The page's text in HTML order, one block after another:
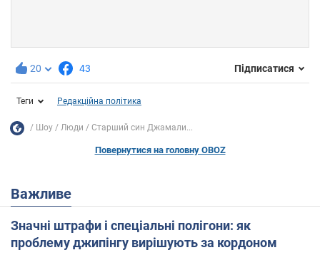
20 43 Підписатися
Теги Редакційна політика
Шоу Люди Старший син Джамали...
Повернутися на головну OBOZ
Важливе
Значні штрафи і спеціальні полігони: як
проблему джипінгу вирішують за кордоном